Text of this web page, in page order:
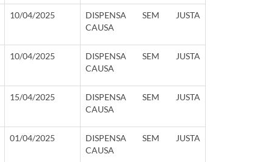
10/04/2025
DISPENSA SEM JUSTA
CAUSA
10/04/2025
DISPENSA SEM JUSTA
CAUSA
15/04/2025
DISPENSA SEM JUSTA
CAUSA
01/04/2025
DISPENSA SEM JUSTA
CAUSA